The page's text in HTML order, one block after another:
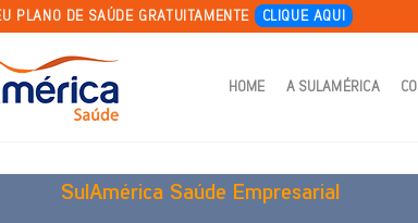
PLANO DE SAÚDE GRATUITAMENTE CLIQUE AQUI
HOME A SULAMÉRICA
SulAmérica Saúde Empresarial